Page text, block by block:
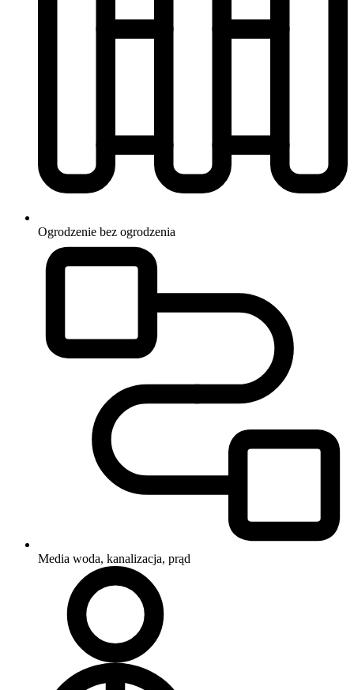
Ogrodzenie bez ogrodzenia
Media woda, kanalizacja, prąd